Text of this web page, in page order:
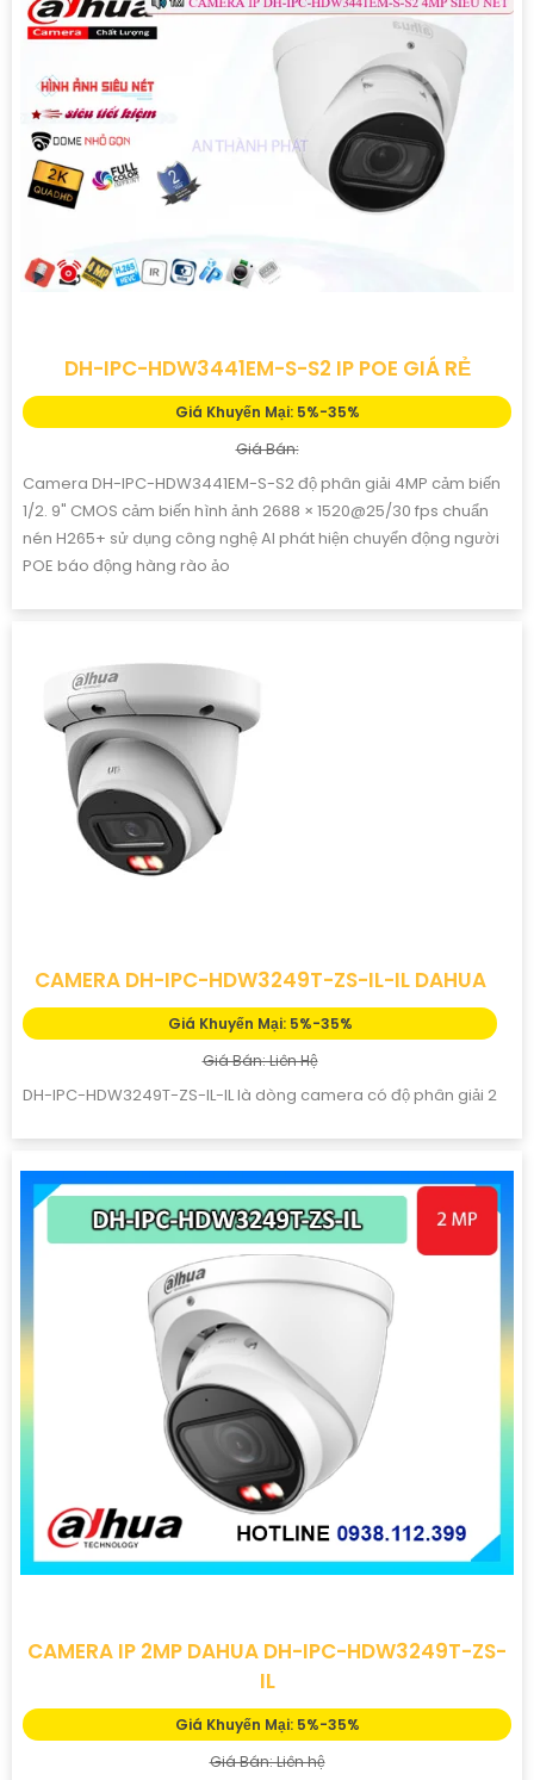
DH-IPC-HDW3441EM-S-S2 IP POE GIÁ RẺ
Giá Khuyến Mại: 5%-35%
Giá Bán:
Camera DH-IPC-HDW3441EM-S-S2 độ phân giải 4MP cảm biến
1/2. 9" CMOS cảm biến hình ảnh 2688 × 1520@25/30 fps chuẩn
nén H265+ sử dụng công nghệ AI phát hiện chuyển động người
POE báo động hàng rào ảo
CAMERA DH-IPC-HDW3249T-ZS-IL-IL DAHUA
Giá Khuyến Mại: 5%-35%
Giá Bán: Liên Hệ
DH-IPC-HDW3249T-ZS-IL-IL là dòng camera có độ phân giải 2
CAMERA IP 2MP DAHUA DH-IPC-HDW3249T-ZS-
IL
Giá Khuyến Mại: 5%-35%
Giá Bán: Liên hệ